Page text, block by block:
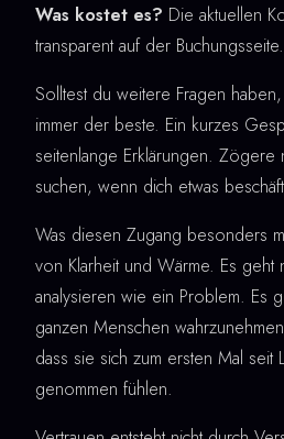
Was kostet es? Die aktuellen
transparent auf der Buchungsseite.
Solltest du weitere Fragen
immer der beste. Ein kurzes
seitenlange Erklärungen. Zögere
suchen, wenn dich etwas
Was diesen Zugang besonders
von Klarheit und Wärme. Es geht
analysieren wie ein Problem. Es
ganzen Menschen
dass sie sich zum ersten Mal seit
genommen fühlen.